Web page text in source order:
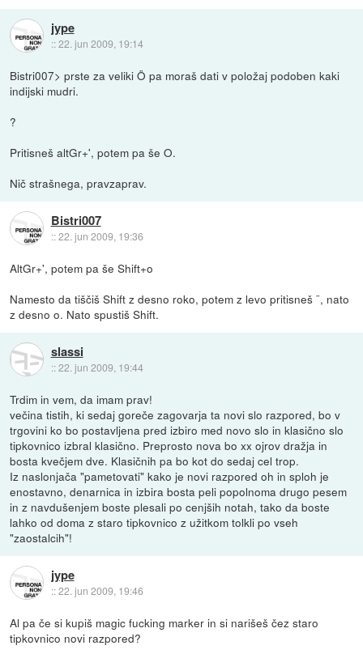
jype
::22. jun 2009, 19:14
Bistri007> prste za veliki Ö pa moraš dati v položaj podoben kaki
indijski mudri.
?
Pritisneš altGr+', potem pa še O.
Nič strašnega, pravzaprav.
Bistri007
::22. jun 2009, 19:36
AltGr+', potem pa še Shift+o
Namesto da tiščiš Shift z desno roko, potem z levo pritisneš ¨, nato
z desno o. Nato spustiš Shift.
slassi
::22. jun 2009, 19:44
Trdim in vem, da imam prav!
večina tistih, ki sedaj goreče zagovarja ta novi slo razpored, bo v
trgovini ko bo postavljena pred izbiro med novo slo in klasično slo
tipkovnico izbral klasično. Preprosto nova bo xx ojrov dražja in
bosta kvečjem dve. Klasičnih pa bo kot do sedaj cel trop.
Iz naslonjača "pametovati" kako je novi razpored oh in sploh je
enostavno, denarnica in izbira bosta peli popolnoma drugo pesem
in z navdušenjem boste plesali po cenjših notah, tako da boste
lahko od doma z staro tipkovnico z užitkom tolkli po vseh
"zaostalcih"!
jype
::22. jun 2009, 19:46
Al pa če si kupiš magic fucking marker in si narišeš čez staro
tipkovnico novi razpored?